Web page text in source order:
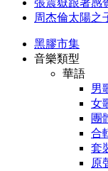
張震嶽跟著感
周杰倫太陽之
黑膠市集
音樂類型
華語
男
女
團
合
套
原